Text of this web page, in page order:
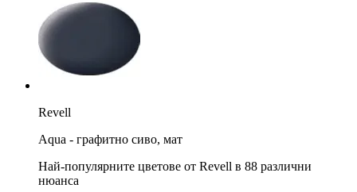
Revell
Aqua - графитно сиво, мат
Най-популярните цветове от Revell в 88 различни
нюанса